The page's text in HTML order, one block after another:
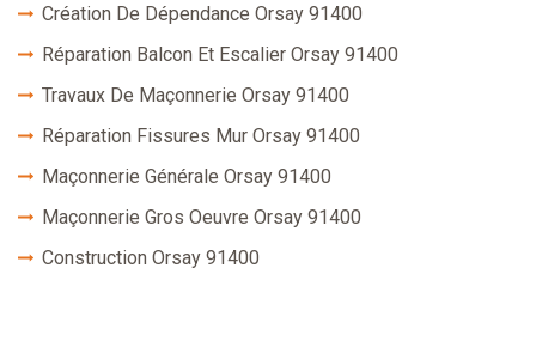
Création De Dépendance Orsay 91400
Réparation Balcon Et Escalier Orsay 91400
Travaux De Maçonnerie Orsay 91400
Réparation Fissures Mur Orsay 91400
Maçonnerie Générale Orsay 91400
Maçonnerie Gros Oeuvre Orsay 91400
Construction Orsay 91400